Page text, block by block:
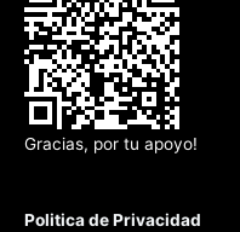
Gracias, por tu apoyo!
Politica de Privacidad